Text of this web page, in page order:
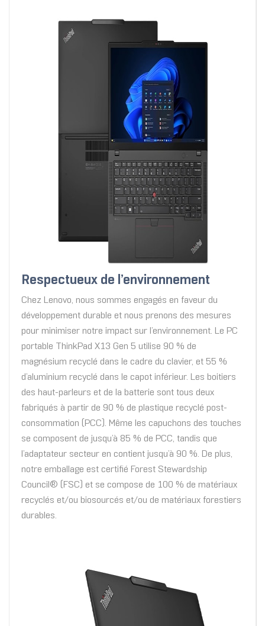
Respectueux de l’environnement
Chez Lenovo, nous sommes engagés en faveur du
développement durable et nous prenons des mesures
pour minimiser notre impact sur l’environnement. Le PC
portable ThinkPad X13 Gen 5 utilise 90 % de
magnésium recyclé dans le cadre du clavier, et 55 %
d’aluminium recyclé dans le capot inférieur. Les boitiers
des haut-parleurs et de la batterie sont tous deux
fabriqués à partir de 90 % de plastique recyclé post-
consommation (PCC). Même les capuchons des touches
se composent de jusqu’à 85 % de PCC, tandis que
l’adaptateur secteur en contient jusqu’à 90 %. De plus,
notre emballage est certifié Forest Stewardship
Council® (FSC) et se compose de 100 % de matériaux
recyclés et/ou biosourcés et/ou de matériaux forestiers
durables.